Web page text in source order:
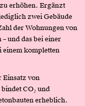
erhöhen. Ergänzt
zwei Gebäude
der Wohnungen von
und das bei einer
einem kompletten
Einsatz von
CO₂ und
erheblich.